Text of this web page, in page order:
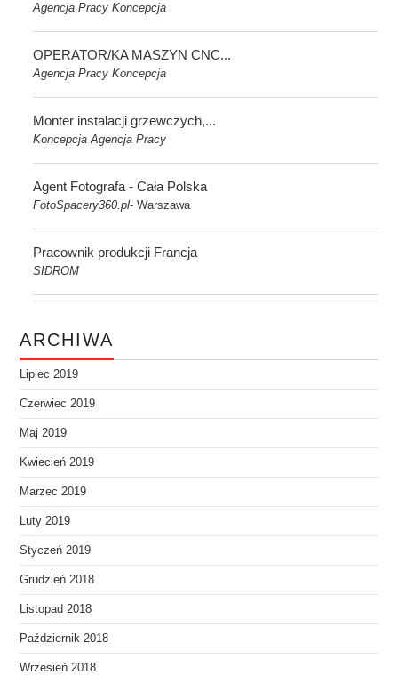
Agencja Pracy Koncepcja
OPERATOR/KA MASZYN CNC...
Agencja Pracy Koncepcja
Monter instalacji grzewczych,...
Koncepcja Agencja Pracy
Agent Fotografa - Cała Polska
FotoSpacery360.pl-Warszawa
Pracownik produkcji Francja
SIDROM
ARCHIWA
Lipiec 2019
Czerwiec 2019
Maj 2019
Kwiecień 2019
Marzec 2019
Luty 2019
Styczeń 2019
Grudzień 2018
Listopad 2018
Październik 2018
Wrzesień 2018